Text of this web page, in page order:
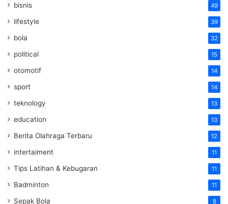
bisnis 49
lifestyle 39
bola 32
political 15
otomotif 14
sport 14
teknology 13
education 13
Berita Olahraga Terbaru 12
intertaiment 11
Tips Latihan & Kebugaran 11
Badminton 11
Sepak Bola 8